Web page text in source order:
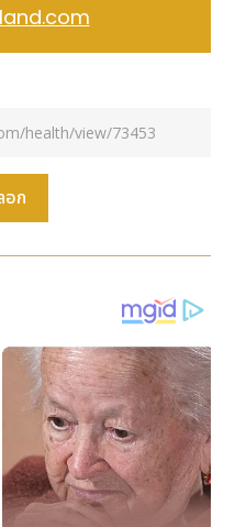
างกายได้นานขึ้น ช่วยให้
ผิวที่ดี
ซีธรรมชาติและสารต้าน
พการทำงานของภูมิคุ้มกัน
อความเสื่อมของเซลล์ และ
(Camu Camu Fruit
รับว่าเป็นแหล่งวิตามินซี
นซีสูงกว่าเลมอนถึง 103
มีประสิทธิภาพ ลดความ
อนุมูลอิสระและต้านการ
และหลอดเลือด และยังอุดม
ยด์ ซึ่งช่วยเพิ่มการดูดซึม
อก